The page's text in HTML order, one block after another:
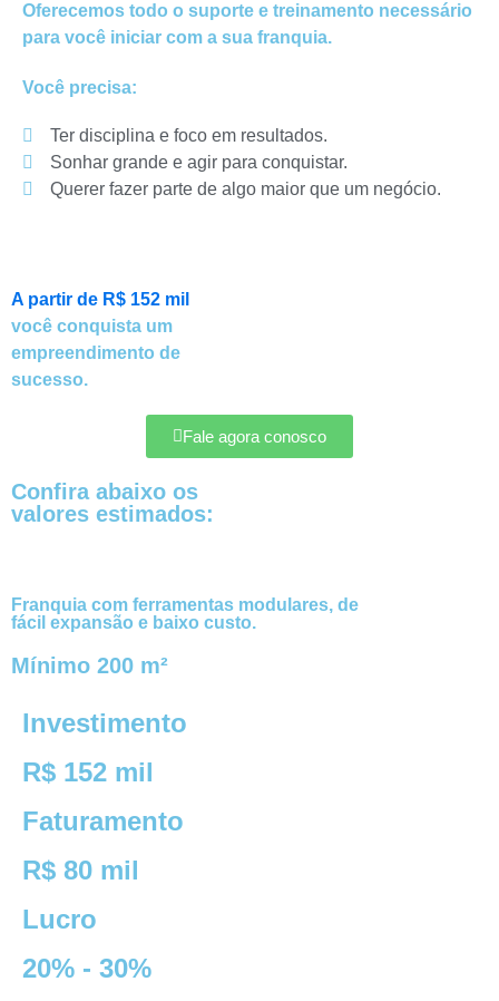
Oferecemos todo o suporte e treinamento necessário
para você iniciar com a sua franquia.
Você precisa:
Ter disciplina e foco em resultados.
Sonhar grande e agir para conquistar.
Querer fazer parte de algo maior que um negócio.
A partir de R$ 152 mil
você conquista um
empreendimento de
sucesso.
Fale agora conosco
Confira abaixo os
valores estimados:
Franquia com ferramentas modulares, de
fácil expansão e baixo custo.
Mínimo 200 m²
Investimento
R$ 152 mil
Faturamento
R$ 80 mil
Lucro
20% - 30%